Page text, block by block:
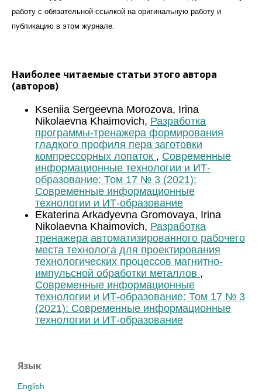
работу с обязательной ссылкой на оригинальную работу и
публикацию в этом журналe.
Наиболее читаемые статьи этого автора
(авторов)
Kseniia Sergeevna Morozova, Irina
Nikolaevna Khaimovich, Разработка
программы-тренажера формирования
гладкого профиля пера заготовки
компрессорных лопаток , Современные
информационные технологии и ИТ-
образование: Том 17 № 3 (2021):
Современные информационные
технологии и ИТ-образование
Ekaterina Arkadyevna Gromovaya, Irina
Nikolaevna Khaimovich, Разработка
тренажера автоматизированного рабочего
места технолога для проектирования
технологических процессов магнитно-
импульсной обработки металлов ,
Современные информационные
технологии и ИТ-образование: Том 17 № 3
(2021): Современные информационные
технологии и ИТ-образование
Язык
English